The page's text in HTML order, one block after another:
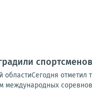
международных